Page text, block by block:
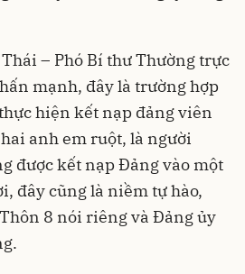
– Phó Bí thư Thường trực
mạnh, đây là trường hợp
hiện kết nạp đảng viên
anh em ruột, là người
được kết nạp Đảng vào một
đây cũng là niềm tự hào,
8 nói riêng và Đảng ủy